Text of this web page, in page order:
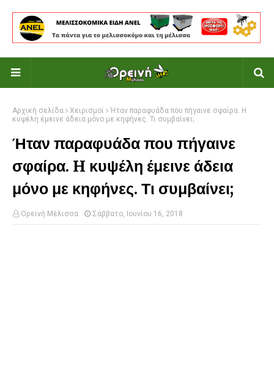
Αρχική σελίδα Χειρισμοί
Ήταν παραφυάδα που πήγαινε σφαίρα. H
κυψέλη έμεινε άδεια μόνο με κηφήνες. Τι συμβαίνει;
Ήταν παραφυάδα που πήγαινε
σφαίρα. H κυψέλη έμεινε άδεια
μόνο με κηφήνες. Τι συμβαίνει;
Ορεινή Μέλισσα Σάββατο, Ιουνίου 16, 2018